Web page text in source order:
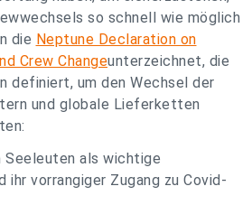
so schnell wie möglich
die Neptune Declaration on
Crew Changeunterzeichnet, die
definiert, um den Wechsel der
und globale Lieferketten
Seeleuten als wichtige
vorrangiger Zugang zu Covid-